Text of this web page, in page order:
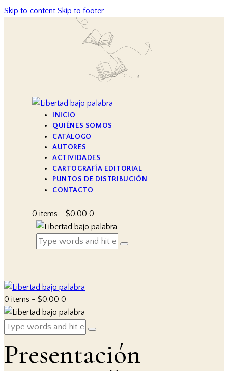
Skip to content Skip to footer
INICIO
QUIÉNES SOMOS
CATÁLOGO
AUTORES
ACTIVIDADES
CARTOGRAFÍA EDITORIAL
PUNTOS DE DISTRIBUCIÓN
CONTACTO
0 items - $0.00 0
0 items - $0.00 0
Presentación